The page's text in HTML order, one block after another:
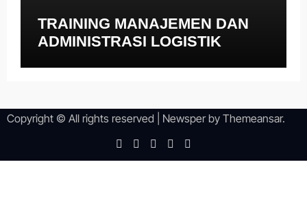
TRAINING MANAJEMEN DAN
ADMINISTRASI LOGISTIK
Copyright © All rights reserved Newsperby Themeansar.